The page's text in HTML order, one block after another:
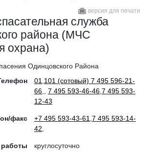
версия для печати
служба
района (МЧС
охрана)
Одинцовского Района
01,101 (сотовый) 7 495 596-21-
66,, 7 495 593-46-46,7 495 593-
12-43
факс +7 495 593-43-61,7 495 593-14-
42,
круглосуточно